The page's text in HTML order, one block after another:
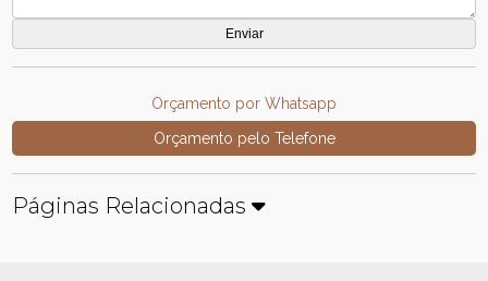
Orçamento por Whatsapp
Orçamento pelo Telefone
Páginas Relacionadas